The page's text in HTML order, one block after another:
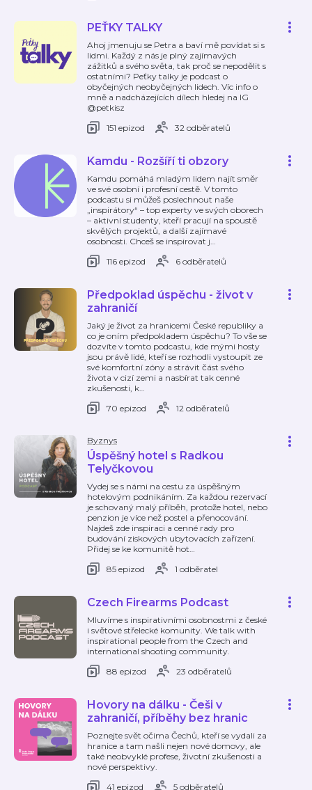
PEŤKY TALKY
Ahoj jmenuju se Petra a baví mě povídat si s
lidmi. Každý z nás je plný zajímavých
zážitků a svého světa, tak proč se nepodělit s
ostatními? Peťky talky je podcast o
obyčejných neobyčejných lidech. Víc info o
mně a nadcházejících dílech hledej na IG
@petkisz
151 epizod
32 odběratelů
Kamdu - Rozšíří ti obzory
Kamdu pomáhá mladým lidem najít směr
ve své osobní i profesní cestě. V tomto
podcastu si můžeš poslechnout naše
„inspirátory“ – top experty ve svých oborech
– aktivní studenty, kteří pracují na spoustě
skvělých projektů, a další zajímavé
osobnosti. Chceš se inspirovat j…
116 epizod
6 odběratelů
Předpoklad úspěchu - život v
zahraničí
Jaký je život za hranicemi České republiky a
co je oním předpokladem úspěchu? To vše se
dozvíte v tomto podcastu, kde mými hosty
jsou právě lidé, kteří se rozhodli vystoupit ze
své komfortní zóny a strávit část svého
života v cizí zemi a nasbírat tak cenné
zkušenosti, k…
70 epizod
12 odběratelů
Byznys
Úspěšný hotel s Radkou
Telyčkovou
Vydej se s námi na cestu za úspěšným
hotelovým podnikáním. Za každou rezervací
je schovaný malý příběh, protože hotel, nebo
penzion je více než postel a přenocování.
Najdeš zde inspiraci a cenné rady pro
budování ziskových ubytovacích zařízení.
Přidej se ke komunitě hot…
85 epizod
1 odběratel
Czech Firearms Podcast
Mluvíme s inspirativními osobnostmi z české
i světové střelecké komunity. We talk with
inspirational people from the Czech and
international shooting community.
88 epizod
23 odběratelů
Hovory na dálku - Češi v
zahraničí, příběhy bez hranic
Poznejte svět očima Čechů, kteří se vydali za
hranice a tam našli nejen nové domovy, ale
také neobvyklé profese, životní zkušenosti a
nové perspektivy.
41 epizod
5 odběratelů